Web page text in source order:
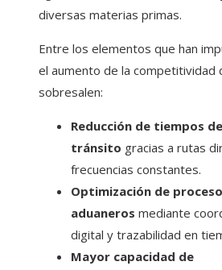
diversas materias primas.
Entre los elementos que han
el aumento de la competitividad
sobresalen:
Reducción de tiempos de
tránsito gracias a rutas
frecuencias constantes.
Optimización de
aduaneros mediante
digital y trazabilidad en
Mayor capacidad de